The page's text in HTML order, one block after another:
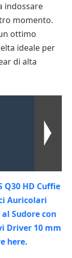
indossare
momento.
ottimo
ideale per
di alta